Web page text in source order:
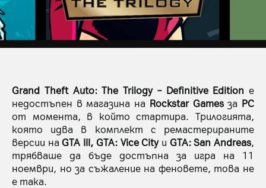
Grand Theft Auto: The Trilogy – Definitive Edition е
недостъпен в магазина на Rockstar Gamesза PC
от момента, в който стартира. Трилогията,
която идва в комплект с ремастерираните
версии наGTA III, GTA: Vice Cityи GTA: San Andreas,
трябваше да бъде достъпна за игра на 11
ноември, но за съжаление на феновете, това не
е така.